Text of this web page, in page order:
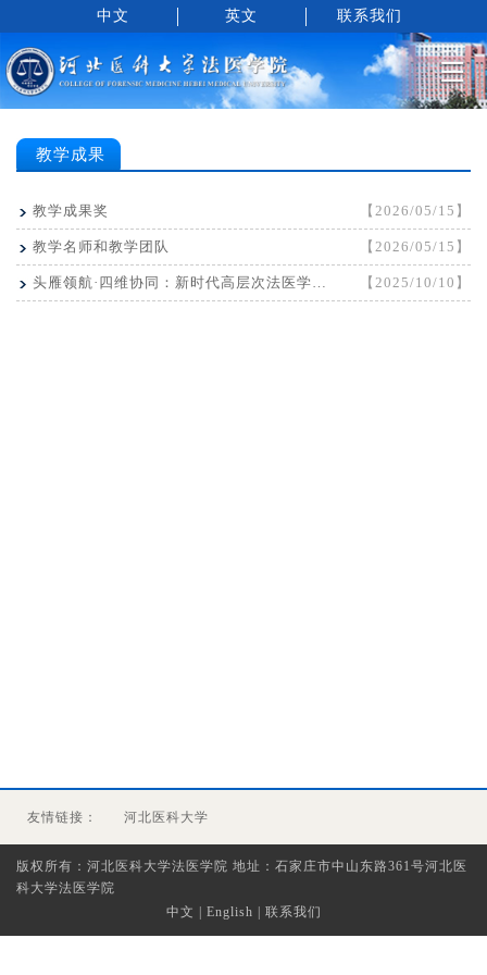
中文 英文 联系我们
教学成果
教学成果奖 【2026/05/15】
教学名师和教学团队 【2026/05/15】
头雁领航·四维协同：新时代高层次法医学人才培养体系构建与实践-视频材料 【2025/10/10】
友情链接： 河北医科大学
版权所有：河北医科大学法医学院 地址：石家庄市中山东路361号河北医
科大学法医学院
中文
English 联系我们